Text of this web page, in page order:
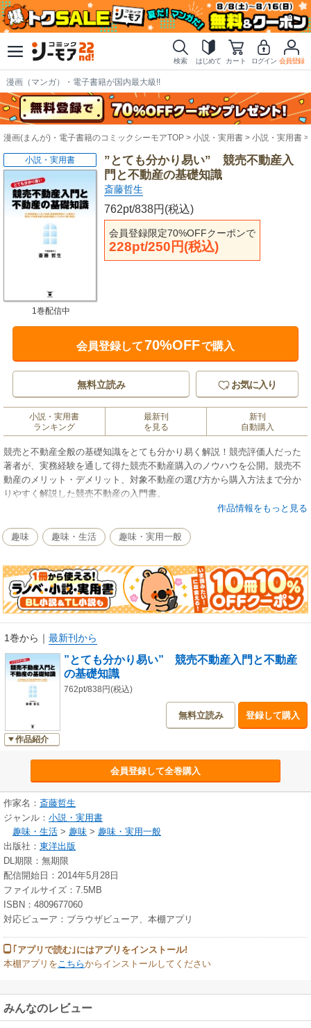
検索 はじめて カート ログイン 会員登録
漫画（マンガ）・電子書籍が国内最大級!!
漫画(まんが)・電子書籍のコミックシーモアTOP 小説・実用書 小説・実用書
”とても分かり易い” 競売不動産入
門と不動産の基礎知識
斎藤哲生
762pt/838円(税込)
会員登録限定70%OFFクーポンで
228pt/250円(税込)
小説・実用書
1巻配信中
会員登録して70%OFFで購入
無料立読み お気に入り
小説・実用書
ランキング
最新刊
を見る
新刊
自動購入
競売と不動産全般の基礎知識をとても分かり易く解説！競売評価人だった
著者が、実務経験を通して得た競売不動産購入のノウハウを公開。競売不
動産のメリット・デメリット、対象不動産の選び方から購入方法まで分か
りやすく解説した競売不動産の入門書。
作品情報をもっと見る
趣味 趣味・生活 趣味・実用一般
1巻から ｜ 最新刊から
作品紹介
”とても分かり易い” 競売不動産入門と不動産
の基礎知識
762pt/838円(税込)
無料立読み 登録して購入
会員登録して全巻購入
作家名： 斎藤哲生
ジャンル： 小説・実用書
趣味・生活 > 趣味 > 趣味・実用一般
出版社： 東洋出版
DL期限：無期限
配信開始日：2014年5月28日
ファイルサイズ：7.5MB
ISBN：4809677060
対応ビューア：ブラウザビューア、本棚アプリ
｢アプリで読む｣にはアプリをインストール!
本棚アプリを こちらからインストールしてください
みんなのレビュー